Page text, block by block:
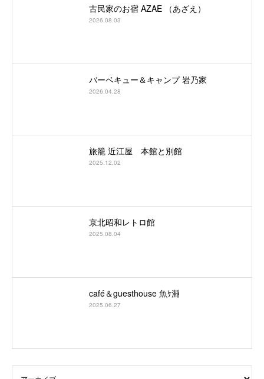
古民家のお宿 AZAE （あざえ）
2026.08.03
バーベキュー＆キャンプ 岩乃家
2026.04.28
旅籠 近江屋 本館と別館
2025.12.02
京北昭和レトロ館
2025.08.04
café＆guesthouse 魚ｹ淵
2025.06.27